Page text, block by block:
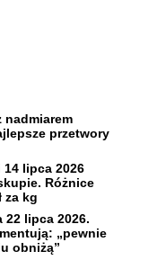
nadmiarem
przetwory
lipca 2026
Różnice
za kg
22 lipca 2026.
„pewnie
obniżą”